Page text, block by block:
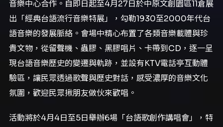
音樂中心合作。自即日起至4月27日於中原文創園區11倉展
出「經典台語流行音樂特展」，勾勒1930至2000年代台
語音樂的發展脈絡。會場中精心布置了各類音樂載體與珍
貴文物，從留聲機、蟲膠、黑膠唱片、卡帶到CD，逐一呈
現台語音樂歷史的變遷與軌跡，並設有KTV電話亭互動體
驗區，讓民眾透過歌聲與歷史對話，感受濃厚的音樂文化
氛圍，歡迎民眾揪朋友做伙來歡唱。
活動將於4月4日至5日舉辦6場「台語歌創作講唱會」，特